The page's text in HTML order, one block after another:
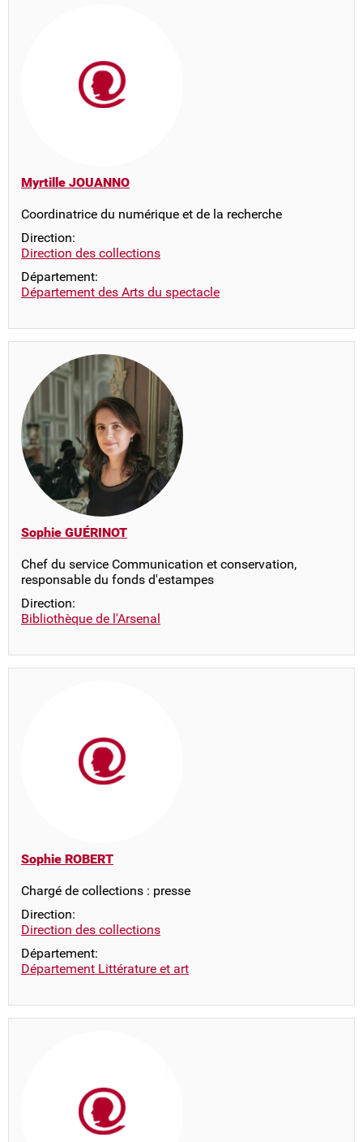
Myrtille JOUANNO
Coordinatrice du numérique et de la recherche
Direction:
Direction des collections
Département:
Département des Arts du spectacle
Sophie GUÉRINOT
Chef du service Communication et conservation,
responsable du fonds d'estampes
Direction:
Bibliothèque de l'Arsenal
Sophie ROBERT
Chargé de collections : presse
Direction:
Direction des collections
Département:
Département Littérature et art